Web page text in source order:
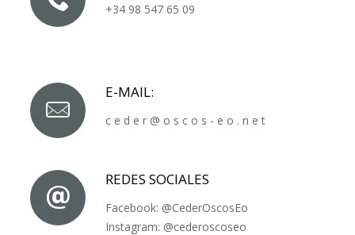
+34 98 547 65 09
E-MAIL:
c e d e r @ o s c o s - e o . n e t
REDES SOCIALES
Facebook: @CederOscosEo
Instagram: @cederoscoseo